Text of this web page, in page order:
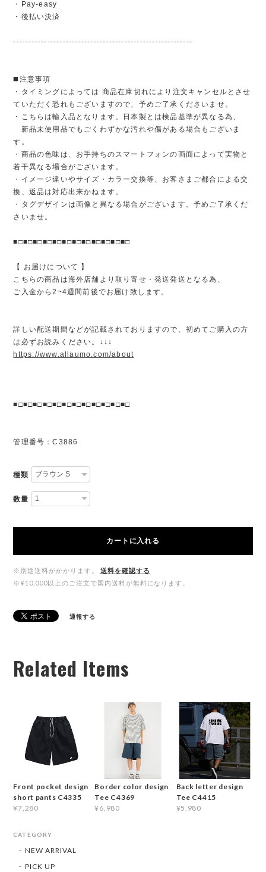
・Pay-easy
・後払い決済
----------------------------------------------------------
◼️注意事項
・タイミングによっては 商品在庫切れにより注文キャンセルとさせ
ていただく恐れもございますので、予めご了承くださいませ。
・こちらは輸入品となります。日本製とは検品基準が異なる為、
新品未使用品でもごくわずかな汚れや傷がある場合もございま
す。
・商品の色味は、お手持ちのスマートフォンの画面によって実物と
若干異なる場合がございます。
・イメージ違いやサイズ・カラー交換等、お客さまご都合による交
換、返品は対応出来かねます。
・タグデザインは画像と異なる場合がございます。予めご了承くだ
さいませ。
■□■□■□■□■□■□■□■□■□■□■□■□
【 お届けについて 】
こちらの商品は海外店舗より取り寄せ・発送発送となる為、
ご入金から2~4週間前後でお届け致します。
詳しい配送期間などが記載されておりますので、初めてご購入の方
は必ずお読みください。↓↓↓
https://www.allaumo.com/about
■□■□■□■□■□■□■□■□■□■□■□■□
管理番号：C3886
種類
数量
カートに入れる
※別途送料がかかります。
送料を確認する
※¥10,000以上のご注文で国内送料が無料になります。
通報する
Related Items
Front pocket design
short pants C4335
¥7,280
Border color design
Tee C4369
¥6,980
Back letter design
Tee C4415
¥5,980
CATEGORY
NEW ARRIVAL
PICK UP